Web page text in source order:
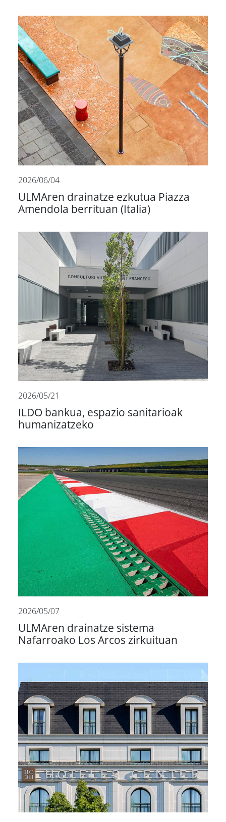
2026/06/04
ULMAren drainatze ezkutua Piazza
Amendola berrituan (Italia)
2026/05/21
ILDO bankua, espazio sanitarioak
humanizatzeko
2026/05/07
ULMAren drainatze sistema
Nafarroako Los Arcos zirkuituan